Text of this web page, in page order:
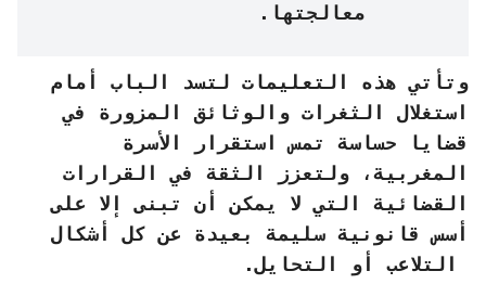
معالجتها.
وتأتي هذه التعليمات لتسد الباب أمام
استغلال الثغرات والوثائق المزورة في
قضايا حساسة تمس استقرار الأسرة
المغربية، ولتعزز الثقة في القرارات
القضائية التي لا يمكن أن تبنى إلا على
أسس قانونية سليمة بعيدة عن كل أشكال
التلاعب أو التحايل.